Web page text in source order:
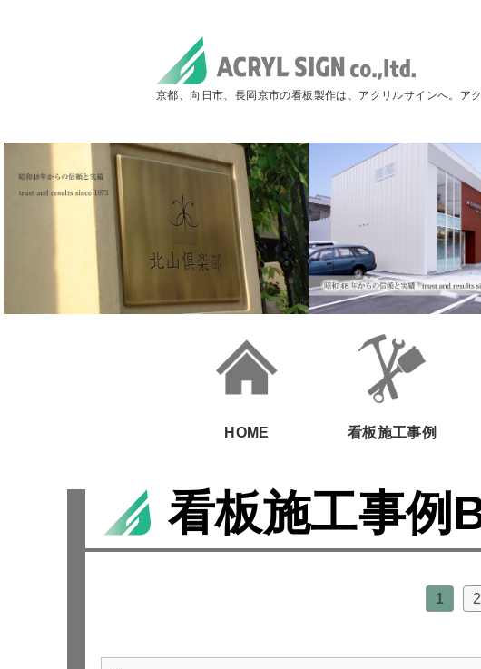
京都、向日市、長岡京市の看板製作は、アクリルサインへ。ア
HOME 看板施工事例
看板施工事例
1 2